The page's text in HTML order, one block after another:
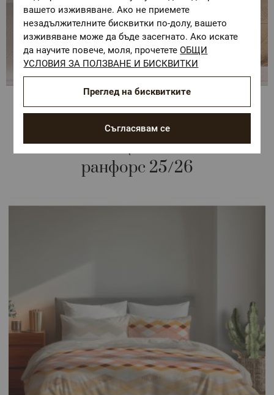
Кърпи от египетски памук
Александрия
НОВО Колекция спално бельо
ранфорс 25/26
вашето изживяване. Ако не приемете
незадължителните бисквитки по-долу, вашето
изживяване може да бъде засегнато. Ако искате
да научите повече, моля, прочететеОБЩИ
УСЛОВИЯ ЗА ПОЛЗВАНЕ И БИСКВИТКИ
Съгласявам се
Преглед на бисквитките